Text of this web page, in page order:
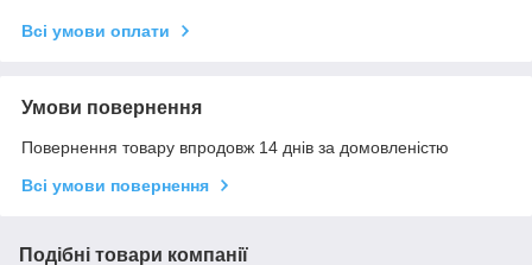
Всі умови оплати
Умови повернення
Повернення товару впродовж 14 днів за домовленістю
Всі умови повернення
Подібні товари компанії